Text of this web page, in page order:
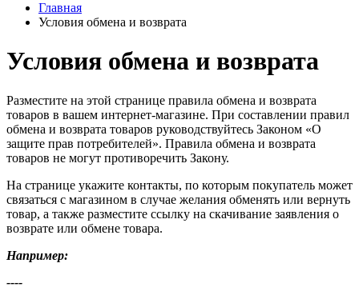
Главная
Условия обмена и возврата
Условия обмена и возврата
Разместите на этой странице правила обмена и возврата
товаров в вашем интернет-магазине. При составлении правил
обмена и возврата товаров руководствуйтесь Законом «О
защите прав потребителей». Правила обмена и возврата
товаров не могут противоречить Закону.
На странице укажите контакты, по которым покупатель может
связаться с магазином в случае желания обменять или вернуть
товар, а также разместите ссылку на скачивание заявления о
возврате или обмене товара.
Например:
----